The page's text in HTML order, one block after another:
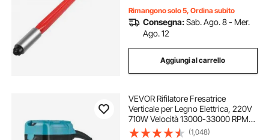
Rimangono solo 5, Ordina subito
Consegna:Sab. Ago. 8 - Mer.
Ago. 12
Aggiungi al carrello
VEVOR Rifilatore Fresatrice
Verticale per Legno Elettrica, 220V
710W Velocità 13000-33000 RPM
Fresatrice Rifilatore Multifunzione
(1,048)